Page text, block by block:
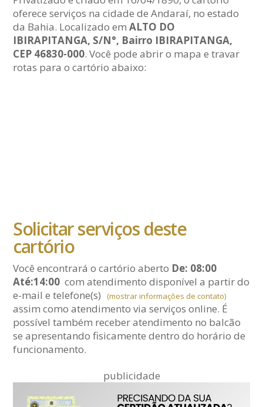
oferece serviços na cidade de Andaraí, no estado
da Bahia. Localizado emALTO DO
IBIRAPITANGA, S/N°, Bairro IBIRAPITANGA,
CEP 46830-000. Você pode abrir o mapa e travar
rotas para o cartório abaixo:
Solicitar serviços deste
cartório
Você encontrará o cartório aberto De: 08:00
Até:14:00 com atendimento disponível a partir do
e-maile telefone(s) (mostrar informações de contato)
assim como atendimento via serviços online. É
possível também receber atendimento no balcão
se apresentando fisicamente dentro do horário de
funcionamento.
publicidade